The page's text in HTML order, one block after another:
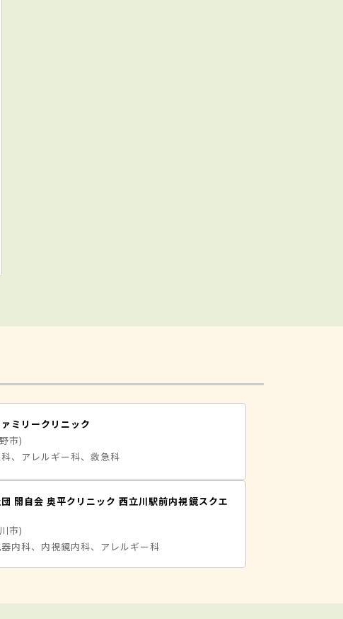
ミリークリニック
市)
、アレルギー科、救急科
開自会 奥平クリニック 西立川駅前内視鏡スクエ
市)
内科、内視鏡内科、アレルギー科